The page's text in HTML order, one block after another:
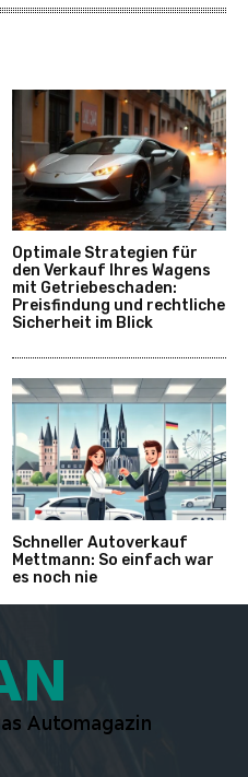
Optimale Strategien für
den Verkauf Ihres Wagens
mit Getriebeschaden:
Preisfindung und rechtliche
Sicherheit im Blick
Schneller Autoverkauf
Mettmann: So einfach war
es noch nie